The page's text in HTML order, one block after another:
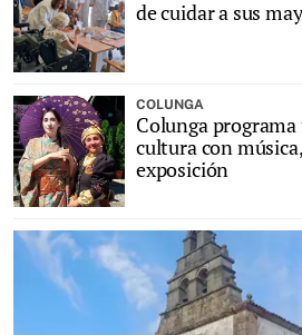
de cuidar a sus
COLUNGA
Colunga
cultura con
exposición